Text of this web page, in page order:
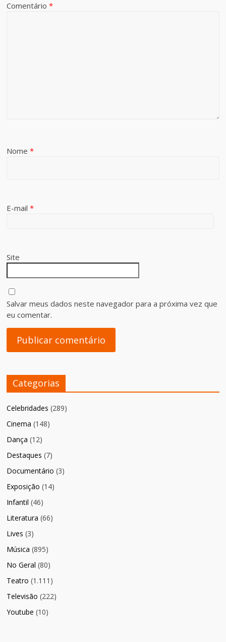
Comentário*
Nome*
E-mail*
Site
Salvar meus dados neste navegador para a próxima vez que
eu comentar.
Categorias
Celebridades (289)
Cinema (148)
Dança (12)
Destaques (7)
Documentário (3)
Exposição (14)
Infantil (46)
Literatura (66)
Lives (3)
Música (895)
No Geral (80)
Teatro (1.111)
Televisão (222)
Youtube (10)